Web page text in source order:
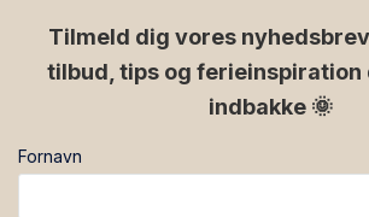
Tilmeld dig vores
tilbud, tips og ferieinspiration
indbakke 🌞
Fornavn